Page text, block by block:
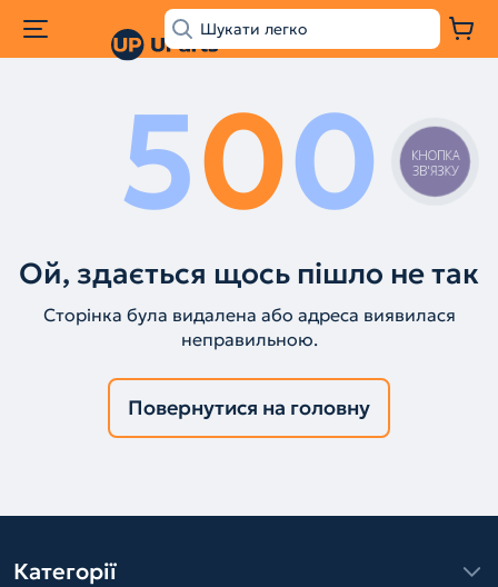
500
Ой, здається щось пішло не так
Сторінка була видалена або адреса виявилася
неправильною.
Повернутися на головну
Категорії
КНОПКА
ЗВ'ЯЗКУ